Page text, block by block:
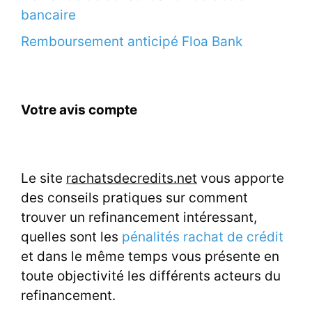
bancaire
Remboursement anticipé Floa Bank
Votre avis compte
Le site rachatsdecredits.net vous apporte
des conseils pratiques sur comment
trouver un refinancement intéressant,
quelles sont les pénalités rachat de crédit
et dans le même temps vous présente en
toute objectivité les différents acteurs du
refinancement.